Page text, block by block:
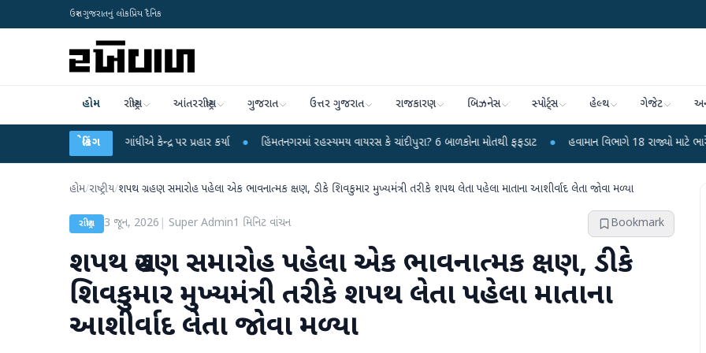
ઉત્તર ગુજરાતનું લોકપ્રિય દૈનિક
હોમ રાષ્ટ્રીય આંતરરાષ્ટ્રીય ગુજરાત ઉત્તર ગુજરાત રાજકારણ બિઝનેસ સ્પોર્ટ્સ હેલ્થ ગેજેટ
બ્રેકિંગ
પર રાહુલ ગાંધીએ કેન્દ્ર પર પ્રહાર કર્યા ● હિંમતનગરમાં રહસ્યમય વાયરસ કે ચાંદીપુરા? 6 બાળકોના મોતથી ફફડાટ ● હવામાન વિભાગે 18 રાજ્યો માટે ભારે વરસાદની
હોમ/રાષ્ટ્રીય/શપથ ગ્રહણ સમારોહ પહેલા એક ભાવનાત્મક ક્ષણ, ડીકે શિવકુમાર મુખ્યમંત્રી તરીકે શપથ લેતા પહેલા માતાના આશીર્વાદ લેતા જોવા મળ્યા
રાષ્ટ્રીય 3 જૂન, 2026 Super Admin1 મિનિટ વાંચન Bookmark
શપથ ગ્રહણ સમારોહ પહેલા એક ભાવનાત્મક ક્ષણ, ડીકે
શિવકુમાર મુખ્યમંત્રી તરીકે શપથ લેતા પહેલા માતાના
આશીર્વાદ લેતા જોવા મળ્યા